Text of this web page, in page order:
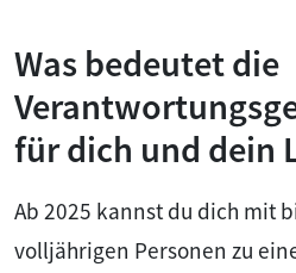
Was bedeutet die
für dich und dein
Ab 2025 kannst du dich mit
volljährigen Personen zu